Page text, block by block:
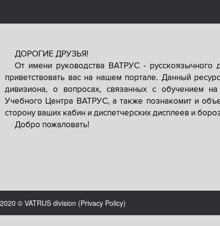
ДОРОГИЕ ДРУЗЬЯ!
От имени руководства ВАТРУС -
приветствовать вас на нашем портале. Данный
дивизиона, о вопросах, связанных с обучением
Учебного Центра ВАТРУС, а также познакомит и
сторону ваших кабин и диспетчерских дисплеев и
Добро пожаловать!
2020 © VATRUS division (Privacy Policy)